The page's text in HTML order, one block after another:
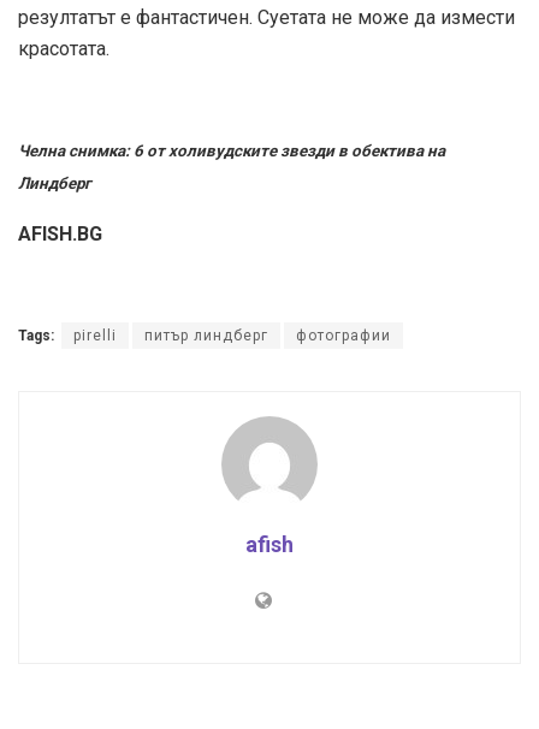
резултатът е фантастичен. Суетата не може да измести
красотата.
Челна снимка: 6 от холивудските звезди в обектива на
Линдберг
AFISH.BG
Tags: pirelli питър линдберг фотографии
afish